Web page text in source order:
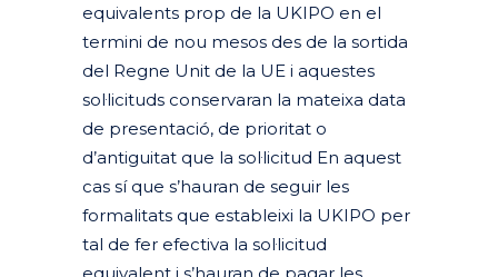
equivalents prop de la UKIPO en el
termini de nou mesos des de la sortida
del Regne Unit de la UE i aquestes
sol·licituds conservaran la mateixa data
de presentació, de prioritat o
d’antiguitat que la sol·licitud En aquest
cas sí que s’hauran de seguir les
formalitats que estableixi la UKIPO per
tal de fer efectiva la sol·licitud